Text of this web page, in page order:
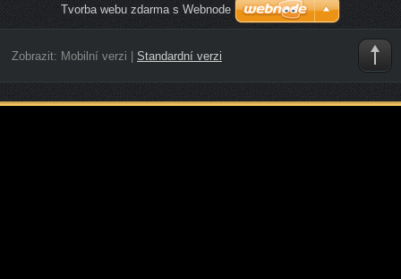
Tvorba webu zdarma s Webnode
Zobrazit: Mobilní verzi Standardní verzi